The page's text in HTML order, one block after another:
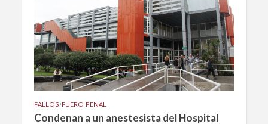
FALLOS•FUERO PENAL
Condenan a un anestesista del Hospital